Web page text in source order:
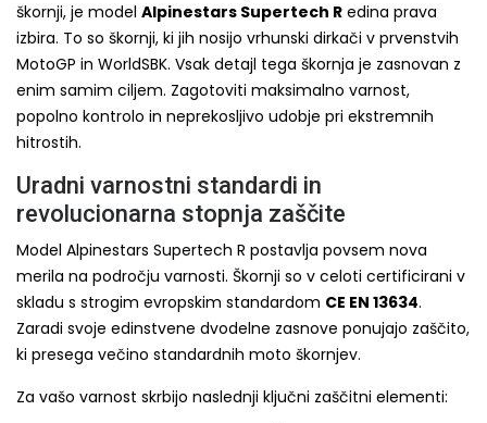
škornji, je model Alpinestars Supertech R edina prava
izbira. To so škornji, ki jih nosijo vrhunski dirkači v prvenstvih
MotoGP in WorldSBK. Vsak detajl tega škornja je zasnovan z
enim samim ciljem. Zagotoviti maksimalno varnost,
popolno kontrolo in neprekosljivo udobje pri ekstremnih
hitrostih.
Uradni varnostni standardi in
revolucionarna stopnja zaščite
Model Alpinestars Supertech R postavlja povsem nova
merila na področju varnosti. Škornji so v celoti certificirani v
skladu s strogim evropskim standardom CE EN 13634.
Zaradi svoje edinstvene dvodelne zasnove ponujajo zaščito,
ki presega večino standardnih moto škornjev.
Za vašo varnost skrbijo naslednji ključni zaščitni elementi: